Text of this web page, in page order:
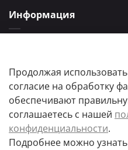
Информация
Пользовательское соглашение
Продолжая
согласие на обработку
обеспечивают
соглашаетесь с нашей
конфиденциальности.
Подробнее можно узнать